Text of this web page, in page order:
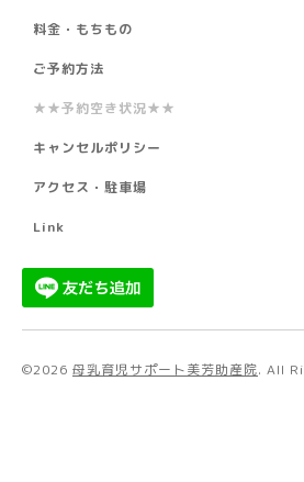
料金・もちもの
ご予約方法
★★予約空き状況★★
キャンセルポリシー
アクセス・駐車場
Link
©2026 母乳育児サポート美芳助産院. All